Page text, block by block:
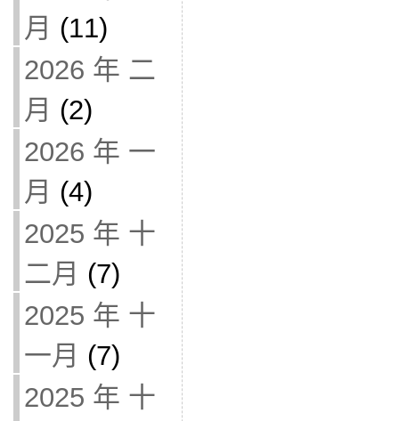
月 (11)
2026 年 二
月 (2)
2026 年 一
月 (4)
2025 年 十
二月 (7)
2025 年 十
一月 (7)
2025 年 十